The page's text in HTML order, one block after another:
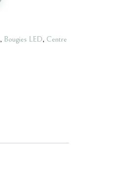
, Bougies LED, Centre